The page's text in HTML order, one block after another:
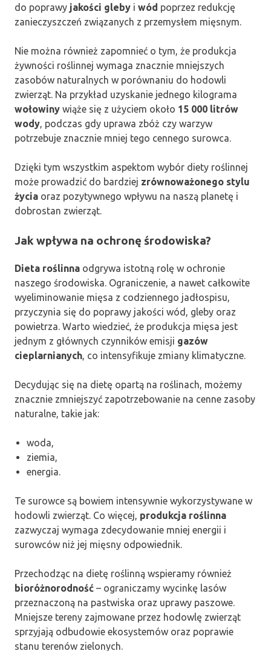
do poprawy jakości gleby i wód poprzez redukcję
zanieczyszczeń związanych z przemysłem mięsnym.
Nie można również zapomnieć o tym, że produkcja
żywności roślinnej wymaga znacznie mniejszych
zasobów naturalnych w porównaniu do hodowli
zwierząt. Na przykład uzyskanie jednego kilograma
wołowiny wiąże się z użyciem około 15 000 litrów
wody, podczas gdy uprawa zbóż czy warzyw
potrzebuje znacznie mniej tego cennego surowca.
Dzięki tym wszystkim aspektom wybór diety roślinnej
może prowadzić do bardziej zrównoważonego stylu
życia oraz pozytywnego wpływu na naszą planetę i
dobrostan zwierząt.
Jak wpływa na ochronę środowiska?
Dieta roślinna odgrywa istotną rolę w ochronie
naszego środowiska. Ograniczenie, a nawet całkowite
wyeliminowanie mięsa z codziennego jadłospisu,
przyczynia się do poprawy jakości wód, gleby oraz
powietrza. Warto wiedzieć, że produkcja mięsa jest
jednym z głównych czynników emisji gazów
cieplarnianych, co intensyfikuje zmiany klimatyczne.
Decydując się na dietę opartą na roślinach, możemy
znacznie zmniejszyć zapotrzebowanie na cenne zasoby
naturalne, takie jak:
woda,
ziemia,
energia.
Te surowce są bowiem intensywnie wykorzystywane w
hodowli zwierząt. Co więcej, produkcja roślinna
zazwyczaj wymaga zdecydowanie mniej energii i
surowców niż jej mięsny odpowiednik.
Przechodząc na dietę roślinną wspieramy również
bioróżnorodność – ograniczamy wycinkę lasów
przeznaczoną na pastwiska oraz uprawy paszowe.
Mniejsze tereny zajmowane przez hodowlę zwierząt
sprzyjają odbudowie ekosystemów oraz poprawie
stanu terenów zielonych.